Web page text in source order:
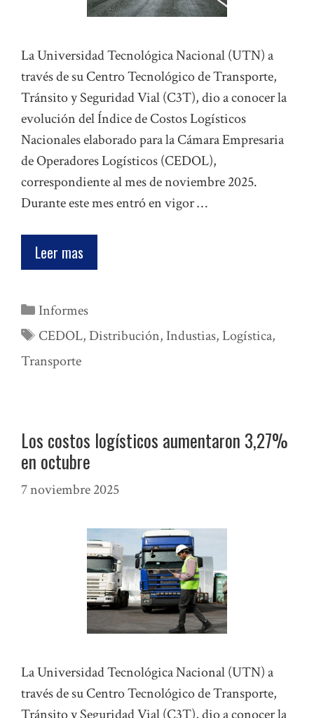
La Universidad Tecnológica Nacional (UTN) a
través de su Centro Tecnológico de Transporte,
Tránsito y Seguridad Vial (C3T), dio a conocer la
evolución del Índice de Costos Logísticos
Nacionales elaborado para la Cámara Empresaria
de Operadores Logísticos (CEDOL),
correspondiente al mes de noviembre 2025.
Durante este mes entró en vigor …
Leer mas
Categorías
Informes
Etiquetas
CEDOL,Distribución, Industias,Logística,
Transporte
Los costos logísticos aumentaron 3,27%
en octubre
7 noviembre 2025
La Universidad Tecnológica Nacional (UTN) a
través de su Centro Tecnológico de Transporte,
Tránsito y Seguridad Vial (C3T), dio a conocer la